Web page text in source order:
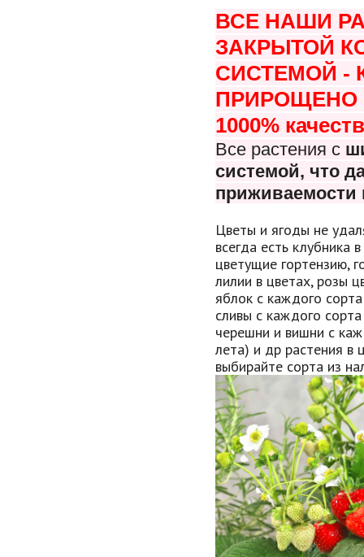
ВСЕ НАШИ
ЗАКРЫТОЙ
СИСТЕМОЙ -
ПРИРОЩЕНО
1000%
Все растения с
системой, что
приживаемости
Цветы и ягоды не
всегда есть клубника
цветущие гортензию,
лилии в цветах, розы
яблок с каждого
сливы с каждого
черешни и вишни с
лета) и др растения в
выбирайте сорта из